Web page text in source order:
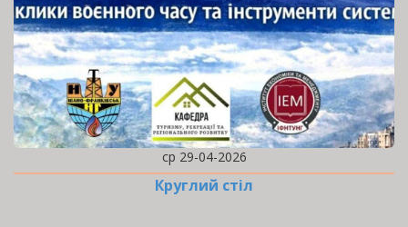
ср 29-04-2026
Круглий стіл